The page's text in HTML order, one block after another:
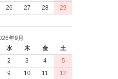
26 27 28
29
年9月
水 木 金
土
2 3 4
5
9 10 11
12